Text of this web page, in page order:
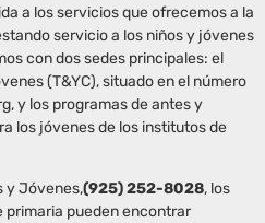
a los servicios que ofrecemos a la
servicio a los niños y jóvenes
con dos sedes principales: el
(T&YC), situado en el número
y los programas de antes y
los jóvenes de los institutos de
y Jóvenes,(925) 252-8028, los
primaria pueden encontrar